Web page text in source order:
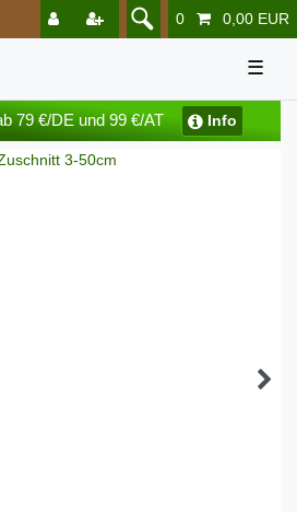
0 0,00 EUR
☰
79 €/DE und 99 €/AT Info